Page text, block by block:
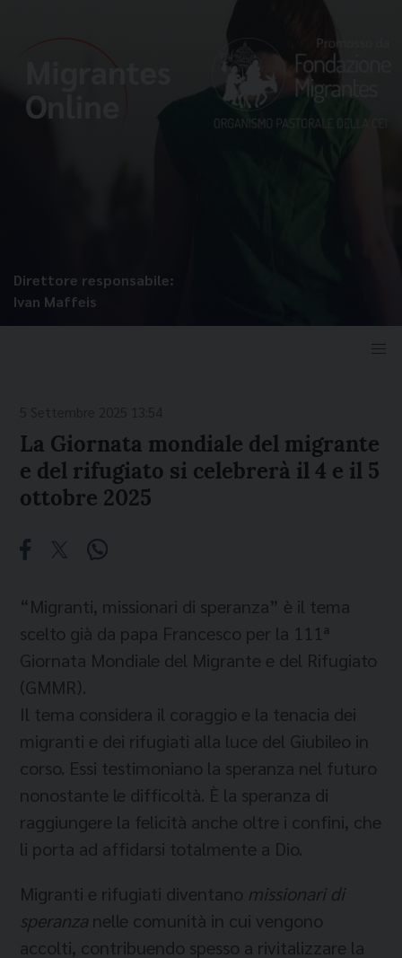
Direttore responsabile:
Ivan Maffeis
La Giornata mondiale del migrante
e del rifugiato si celebrerà il 4 e il 5
ottobre 2025
“Migranti, missionari di speranza” è il tema
scelto già da papa Francesco per la 111ª
Giornata Mondiale del Migrante e del Rifugiato
(GMMR).
Il tema considera il coraggio e la tenacia dei
migranti e dei rifugiati alla luce del Giubileo in
corso. Essi testimoniano la speranza nel futuro
nonostante le difficoltà. È la speranza di
raggiungere la felicità anche oltre i confini, che
li porta ad affidarsi totalmente a Dio.
Migranti e rifugiati diventano missionari di
speranza nelle comunità in cui vengono
accolti, contribuendo spesso a rivitalizzare la